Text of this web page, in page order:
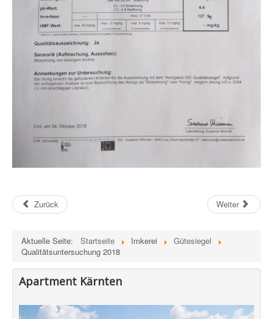
Zurück Weiter
Aktuelle Seite: Startseite Imkerei
Gütesiegel
Qualitätsuntersuchung 2018
Apartment Kärnten